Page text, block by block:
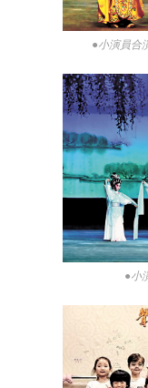
●小演員合
●小